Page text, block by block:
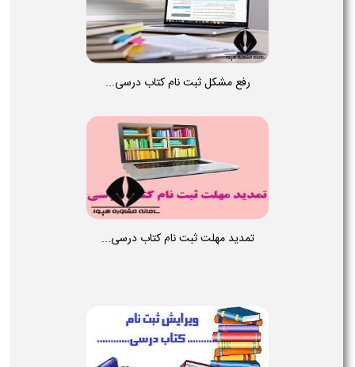
رفع مشکل ثبت نام کتاب درسی...
تمدید مهلت ثبت نام کتاب درسی...